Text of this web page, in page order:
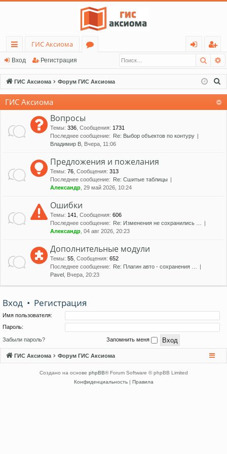
с
ы
лк
и
ГИС Аксиома
ру
м
д
ег
ис
тр
Вход Регистрация
ГИС Аксиома Форум ГИС Аксиома
ГИС Аксиома
Вопросы
Темы: 336 Сообщения: 1731
Последнее сообщение: Re: Выбор объектов по контуру
Владимир В , Вчера, 11:06
Предложения и пожелания
Темы: 76 Сообщения: 313
Последнее сообщение: Re: Сшитые таблицы
Александр , 29 май 2026, 10:24
Ошибки
Темы: 141 Сообщения: 606
Последнее сообщение: Re: Изменения не сохранились …
Александр , 04 авг 2026, 20:23
Дополнительные модули
Темы: 55 Сообщения: 652
Последнее сообщение: Re: Плагин авто - сохранения …
Pavel , Вчера, 20:23
Вход • Регистрация
Имя пользователя:
Пароль:
Забыли пароль? Запомнить меня
ГИС Аксиома Форум ГИС Аксиома
Создано на основе phpBB® Forum Software © phpBB Limited
Конфиденциальность| Правила